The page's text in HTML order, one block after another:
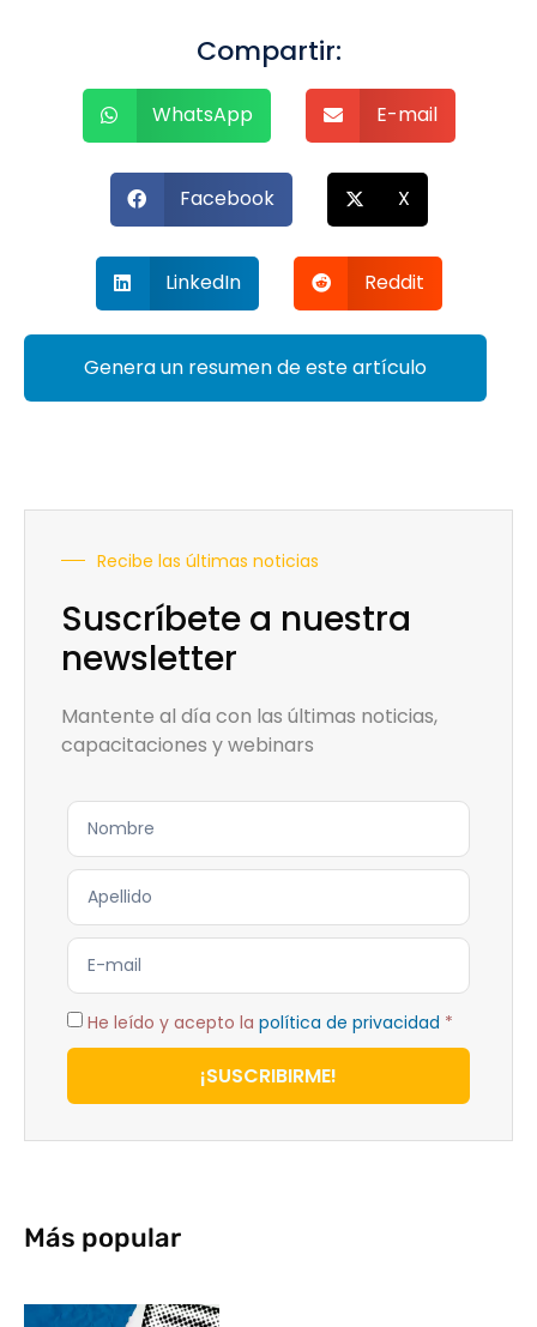
Compartir:
WhatsApp E-mail
Facebook X
LinkedIn Reddit
Genera un resumen de este artículo
Recibe las últimas noticias
Suscríbete a nuestra
newsletter
Mantente al día con las últimas noticias,
capacitaciones y webinars
He leído y acepto la política de privacidad *
¡SUSCRIBIRME!
Más popular